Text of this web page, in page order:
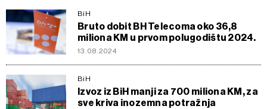
BiH
Bruto dobit BH Telecoma oko 36,8
miliona KM u prvom polugodištu 2024.
13.08.2024
BiH
Izvoz iz BiH manji za 700 miliona KM, za
sve kriva inozemna potražnja